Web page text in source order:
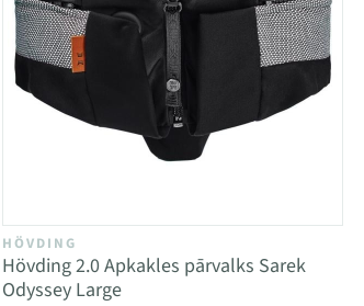
HÖVDING
Hövding 2.0 Apkakles pārvalks Sarek
Odyssey Large